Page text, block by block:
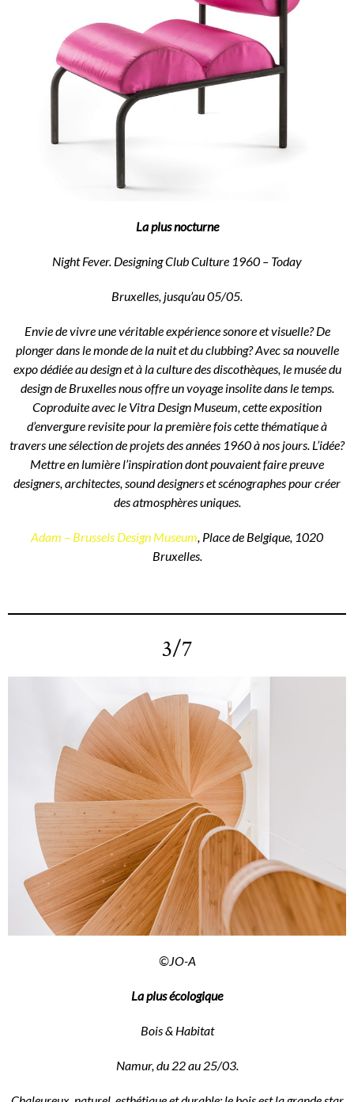
La plus nocturne
Night Fever. Designing Club Culture 1960 – Today
Bruxelles, jusqu’au 05/05.
Envie de vivre une véritable expérience sonore et visuelle? De
plonger dans le monde de la nuit et du clubbing? Avec sa nouvelle
expo dédiée au design et à la culture des discothèques, le musée du
design de Bruxelles nous offre un voyage insolite dans le temps.
Coproduite avec le Vitra Design Museum, cette exposition
d’envergure revisite pour la première fois cette thématique à
travers une sélection de projets des années 1960 à nos jours. L’idée?
Mettre en lumière l’inspiration dont pouvaient faire preuve
designers, architectes, sound designers et scénographes pour créer
des atmosphères uniques.
Adam – Brussels Design Museum, Place de Belgique, 1020
Bruxelles.
3/7
©JO-A
La plus écologique
Bois & Habitat
Namur, du 22 au 25/03.